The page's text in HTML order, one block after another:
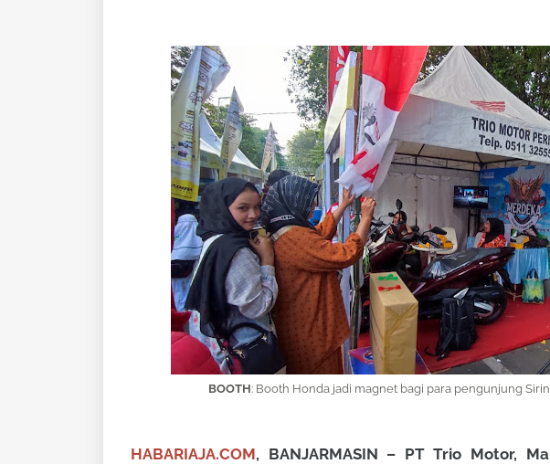
BOOTH: Booth Honda jadi magnet bagi para pengunjung
HABARIAJA.COM, BANJARMASIN – PT Trio Motor,